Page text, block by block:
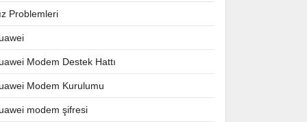
Problemleri
Modem Destek Hattı
Modem Kurulumu
modem şifresi